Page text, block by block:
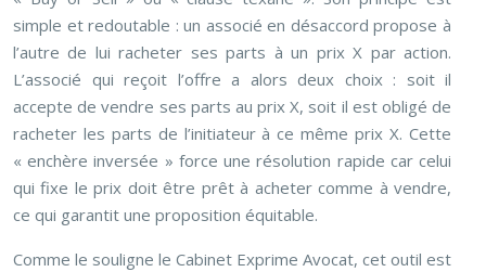
simple et redoutable : un associé en désaccord propose à
l’autre de lui racheter ses parts à un prix X par action.
L’associé qui reçoit l’offre a alors deux choix : soit il
accepte de vendre ses parts au prix X, soit il est obligé de
racheter les parts de l’initiateur à ce même prix X. Cette
« enchère inversée » force une résolution rapide car celui
qui fixe le prix doit être prêt à acheter comme à vendre,
ce qui garantit une proposition équitable.
Comme le souligne le Cabinet Exprime Avocat, cet outil est